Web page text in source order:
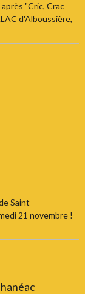
"Cric, Crac
d'Alboussière,
Saint-
21 novembre !